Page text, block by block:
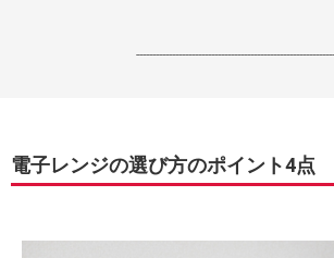
電子レンジの選び方のポイント4点